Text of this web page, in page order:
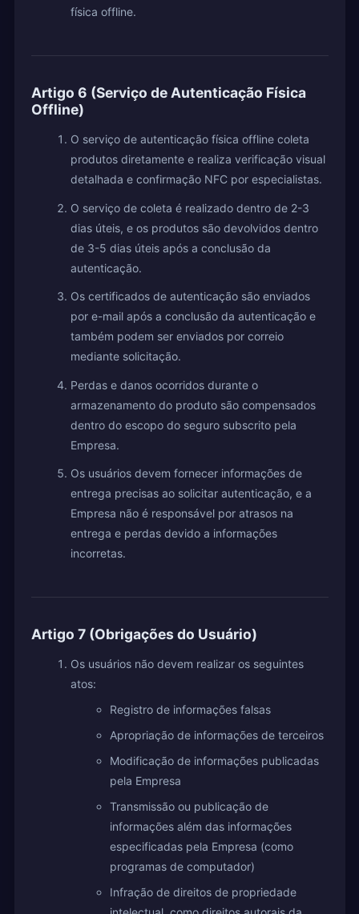
física offline.
Artigo 6 (Serviço de Autenticação Física
Offline)
O serviço de autenticação física offline coleta
produtos diretamente e realiza verificação visual
detalhada e confirmação NFC por especialistas.
O serviço de coleta é realizado dentro de 2-3
dias úteis, e os produtos são devolvidos dentro
de 3-5 dias úteis após a conclusão da
autenticação.
Os certificados de autenticação são enviados
por e-mail após a conclusão da autenticação e
também podem ser enviados por correio
mediante solicitação.
Perdas e danos ocorridos durante o
armazenamento do produto são compensados
dentro do escopo do seguro subscrito pela
Empresa.
Os usuários devem fornecer informações de
entrega precisas ao solicitar autenticação, e a
Empresa não é responsável por atrasos na
entrega e perdas devido a informações
incorretas.
Artigo 7 (Obrigações do Usuário)
Os usuários não devem realizar os seguintes
atos:
Registro de informações falsas
Apropriação de informações de terceiros
Modificação de informações publicadas
pela Empresa
Transmissão ou publicação de
informações além das informações
especificadas pela Empresa (como
programas de computador)
Infração de direitos de propriedade